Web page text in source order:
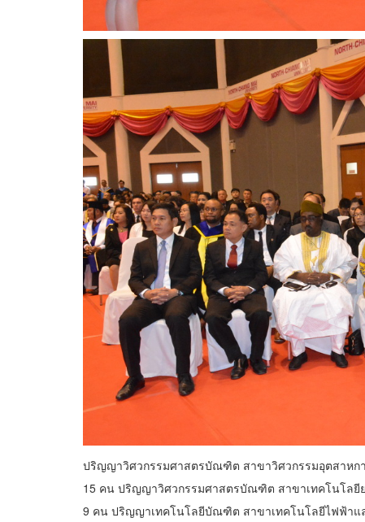
ปริญญาวิศวกรรมศาสตรบัณฑิต สาขาวิศวกรรมอุตสาห
15 คน ปริญญาวิศวกรรมศาสตรบัณฑิต สาขาเทคโนโล
9 คน ปริญญาเทคโนโลยีบัณฑิต สาขาเทคโนโลยีไฟฟ้าแ